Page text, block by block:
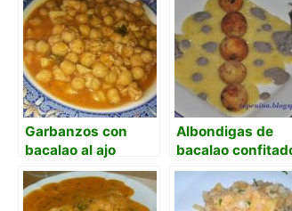
Garbanzos con
bacalao al ajo
arriero
Albondigas de
bacalao
las dos naranjas
tocan las
trompetas.